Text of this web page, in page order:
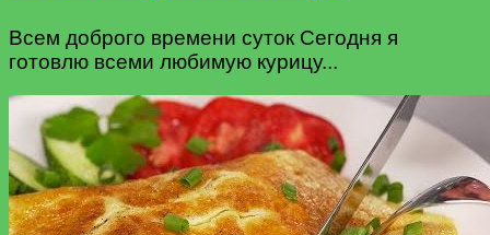
Всем доброго времени суток Сегодня я
готовлю всеми любимую курицу...